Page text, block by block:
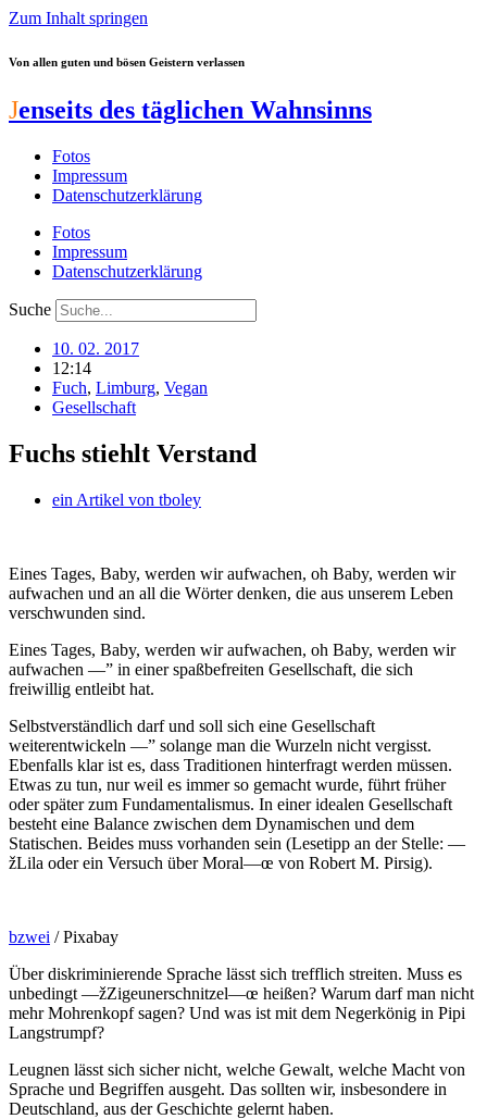
Zum Inhalt springen
Von allen guten und bösen Geistern verlassen
Jenseits des täglichen Wahnsinns
Fotos
Impressum
Datenschutzerklärung
Fotos
Impressum
Datenschutzerklärung
Suche
10. 02. 2017
12:14
Fuch, Limburg, Vegan
Gesellschaft
Fuchs stiehlt Verstand
ein Artikel von tboley
Eines Tages, Baby, werden wir aufwachen, oh Baby, werden wir
aufwachen und an all die Wörter denken, die aus unserem Leben
verschwunden sind.
Eines Tages, Baby, werden wir aufwachen, oh Baby, werden wir
aufwachen —” in einer spaßbefreiten Gesellschaft, die sich
freiwillig entleibt hat.
Selbstverständlich darf und soll sich eine Gesellschaft
weiterentwickeln —” solange man die Wurzeln nicht vergisst.
Ebenfalls klar ist es, dass Traditionen hinterfragt werden müssen.
Etwas zu tun, nur weil es immer so gemacht wurde, führt früher
oder später zum Fundamentalismus. In einer idealen Gesellschaft
besteht eine Balance zwischen dem Dynamischen und dem
Statischen. Beides muss vorhanden sein (Lesetipp an der Stelle: —
žLila oder ein Versuch über Moral—œ von Robert M. Pirsig).
bzwei / Pixabay
Über diskriminierende Sprache lässt sich trefflich streiten. Muss es
unbedingt —žZigeunerschnitzel—œ heißen? Warum darf man nicht
mehr Mohrenkopf sagen? Und was ist mit dem Negerkönig in Pipi
Langstrumpf?
Leugnen lässt sich sicher nicht, welche Gewalt, welche Macht von
Sprache und Begriffen ausgeht. Das sollten wir, insbesondere in
Deutschland, aus der Geschichte gelernt haben.